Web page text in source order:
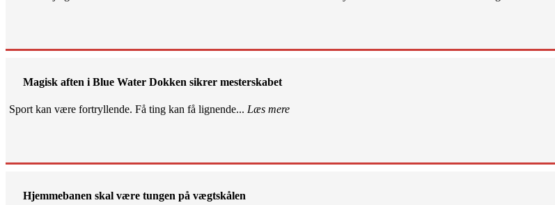
Magisk aften i Blue Water Dokken sikrer mesterskabet
Sport kan være fortryllende. Få ting kan få lignende... Læs mere
Hjemmebanen skal være tungen på vægtskålen